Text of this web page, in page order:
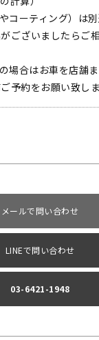
コーティング）は
ございましたらご
場合はお車を店舗
予約をお願い致しま
メールで問い合わせ
03-6421-1948